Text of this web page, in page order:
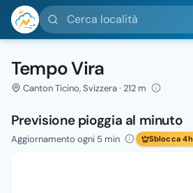
Cerca località
Tempo Vira
Canton Ticino, Svizzera · 212 m
Previsione pioggia al minuto
Aggiornamento ogni 5 min Sblocca 4h